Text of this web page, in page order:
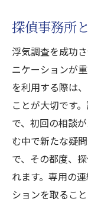
探偵事務所
浮気調査を成功
ニケーションが
を利用する際は
ことが大切です
で、初回の相談
む中で新たな疑
で、その都度、
れます。専用の
ションを取るこ